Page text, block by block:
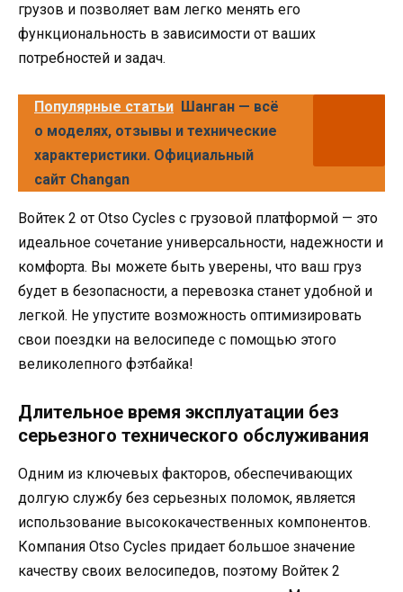
грузов и позволяет вам легко менять его
функциональность в зависимости от ваших
потребностей и задач.
Популярные статьи Шанган — всё
о моделях, отзывы и технические
характеристики. Официальный
сайт Changan
Войтек 2 от Otso Cycles с грузовой платформой — это
идеальное сочетание универсальности, надежности и
комфорта. Вы можете быть уверены, что ваш груз
будет в безопасности, а перевозка станет удобной и
легкой. Не упустите возможность оптимизировать
свои поездки на велосипеде с помощью этого
великолепного фэтбайка!
Длительное время эксплуатации без
серьезного технического обслуживания
Одним из ключевых факторов, обеспечивающих
долгую службу без серьезных поломок, является
использование высококачественных компонентов.
Компания Otso Cycles придает большое значение
качеству своих велосипедов, поэтому Войтек 2